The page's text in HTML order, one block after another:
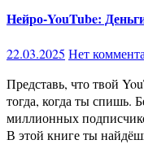
Нейро-YouTube:
22.03.2025 Нет
Представь, что твой YouTube-канал приносит деньги даже
тогда, когда ты спишь.
миллионных
В этой книге ты